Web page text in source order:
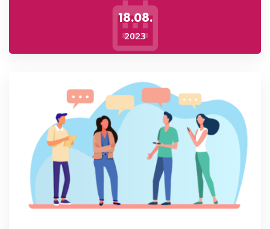
18.08.
2023